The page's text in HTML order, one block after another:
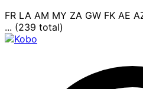
FR LA AM MY ZA GW FK AE
... (239 total)